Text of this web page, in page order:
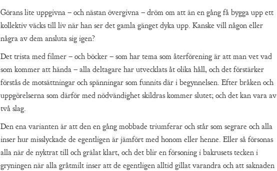
Görans lite uppgivna – och nästan övergivna – dröm om att än en gång få bygga upp ett
kollektiv väcks till liv när han ser det gamla gänget dyka upp. Kanske vill någon eller
några av dem ansluta sig igen?
Det trista med filmer – och böcker – som har tema som återförening är att man vet vad
som kommer att hända – alla deltagare har utvecklats åt olika håll, och det förstärker
förstås de motsättningar och spänningar som funnits där i begynnelsen. Efter bråken och
uppgörelserna som därför med nödvändighet skildras kommer slutet; och det kan vara av
två slag.
Den ena varianten är att den en gång mobbade triumferar och står som segrare och alla
inser hur misslyckade de egentligen är jämfört med honom eller henne. Eller så försonas
alla när de nyktrat till och grälat klart, och det blir en försoning i bakrusets tecken i
gryningen när alla gråtmilt inser att de egentligen alltid gillat varandra och att saknaden